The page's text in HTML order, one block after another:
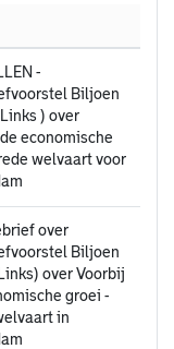
-
Biljoen
) over
economische
welvaart voor
over
Biljoen
over Voorbij
groei -
in